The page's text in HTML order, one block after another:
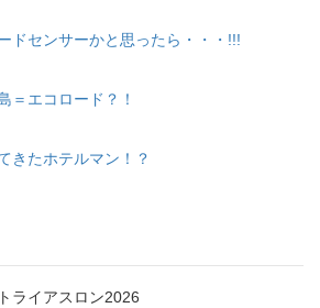
ドセンサーかと思ったら・・・!!!
＝エコロード？！
きたホテルマン！？
ライアスロン2026